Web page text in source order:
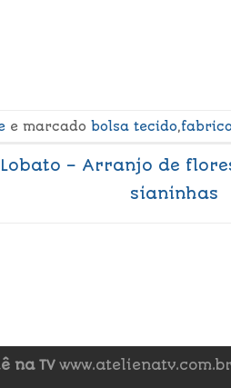
e marcado bolsa tecido,
Lobato – Arranjo de
sianinhas
na TVwww.atelienatv.com.br